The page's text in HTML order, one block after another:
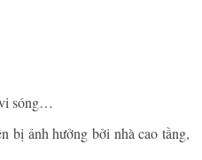
sóng…
bị ảnh hưởng bởi nhà cao tầng,